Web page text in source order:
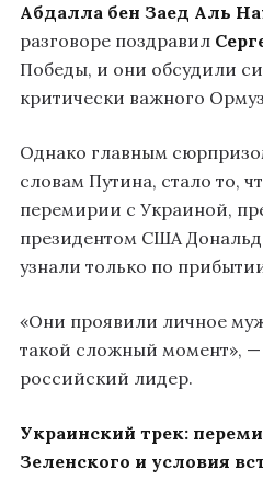
Абдалла бен Заед Аль
разговоре поздравил
Победы, и они обсудили
критически важного
Однако главным
словам Путина, стало то,
перемирии с Украиной,
президентом США
узнали только по
«Они проявили личное
такой сложный момент»,
российский лидер.
Украинский трек:
Зеленского и условия